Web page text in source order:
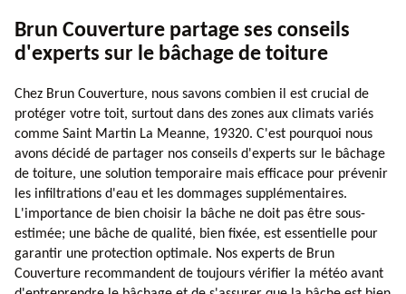
Brun Couverture partage ses conseils
d'experts sur le bâchage de toiture
Chez Brun Couverture, nous savons combien il est crucial de
protéger votre toit, surtout dans des zones aux climats variés
comme Saint Martin La Meanne, 19320. C'est pourquoi nous
avons décidé de partager nos conseils d'experts sur le bâchage
de toiture, une solution temporaire mais efficace pour prévenir
les infiltrations d'eau et les dommages supplémentaires.
L'importance de bien choisir la bâche ne doit pas être sous-
estimée; une bâche de qualité, bien fixée, est essentielle pour
garantir une protection optimale. Nos experts de Brun
Couverture recommandent de toujours vérifier la météo avant